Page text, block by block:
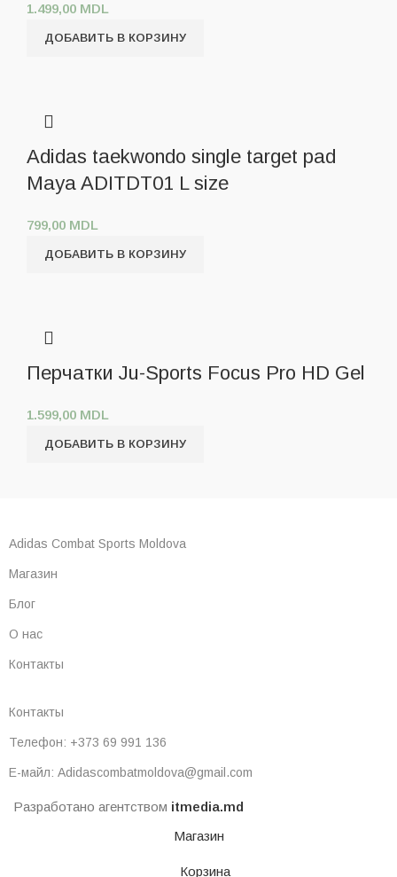
1.499,00 MDL
ДОБАВИТЬ В КОРЗИНУ
Adidas taekwondo single target pad
Maya ADITDT01 L size
799,00 MDL
ДОБАВИТЬ В КОРЗИНУ
Перчатки Ju-Sports Focus Pro HD Gel
1.599,00 MDL
ДОБАВИТЬ В КОРЗИНУ
Adidas Combat Sports Moldova
Магазин
Блог
О нас
Контакты
Контакты
Телефон: +373 69 991 136
Е-майл: Adidascombatmoldova@gmail.com
Разработано агентством itmedia.md
Магазин
Корзина